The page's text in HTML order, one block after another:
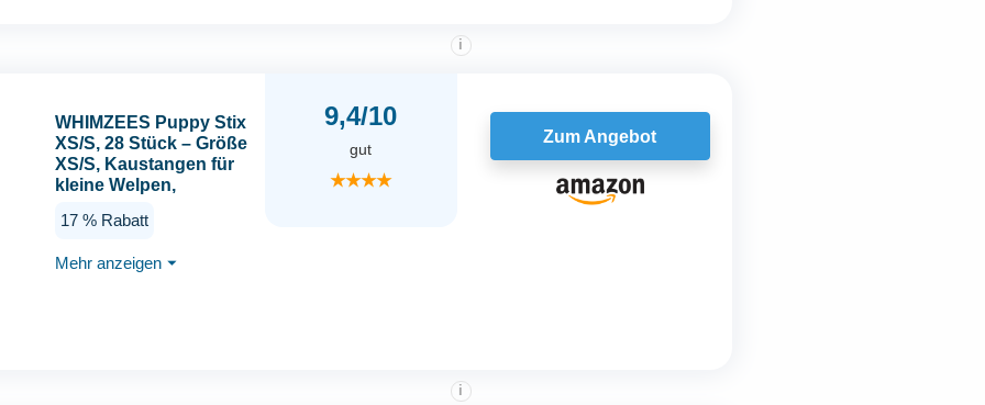
WHIMZEES Puppy Stix
XS/S, 28 Stück – Größe
XS/S, Kaustangen für
kleine Welpen,
ohne Zuckerzusatz
17 % Rabatt
Mehr anzeigen ⏷
9,4/10
i
gut
★★★★
Zum Angebot
i